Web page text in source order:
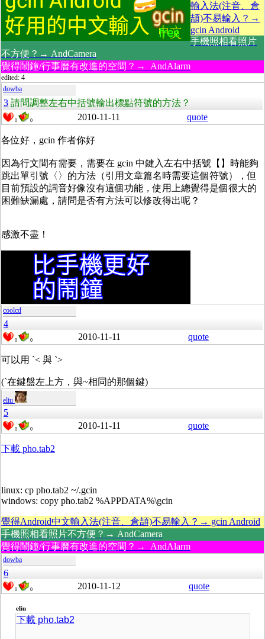
輸入法(注音、倉
頡)不易輸入？→
gcin Android
手機照相看照片
不方便？→ AndCamera
覺得鬧鐘/行事曆有改進的空間？→ AndAlarm
edited: 4
dowba
3 請問調整左右中括號輸出標點符號的方法？
0 0 2010-11-11 quote
各位好，gcin 作者你好
因為行文間有需要，需要在 gcin 中鍵入左右中括號【】時能夠
跳出單引號〈〉的方法（引用文章篇名時需要這個符號），但
目前預設的詞音好像沒有這個功能，使用上總覺得是個很大的
困難缺漏處，請問是否有方法可以修改得出呢？
感激不盡！
coolcd
4
0 0 2010-11-11 quote
可以用 `< 與 `>
(`在鍵盤左上方，與~相同的那個鍵)
eliu
5
0 0 2010-11-11 quote
下載 pho.tab2
linux: cp pho.tab2 ~/.gcin
windows: copy pho.tab2 %APPDATA%\gcin
覺得Android中文輸入法(注音、倉頡)不易輸入？→ gcin Android
手機照相看照片不方便？→ AndCamera
覺得鬧鐘/行事曆有改進的空間？→ AndAlarm
dowba
6
0 0 2010-11-12 quote
eliu
下載 pho.tab2